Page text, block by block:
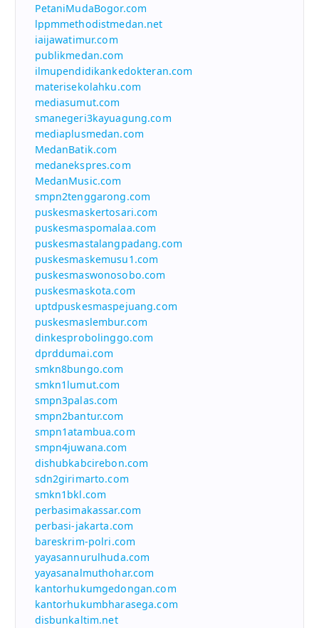
PetaniMudaBogor.com
lppmmethodistmedan.net
iaijawatimur.com
publikmedan.com
ilmupendidikankedokteran.com
materisekolahku.com
mediasumut.com
smanegeri3kayuagung.com
mediaplusmedan.com
MedanBatik.com
medanekspres.com
MedanMusic.com
smpn2tenggarong.com
puskesmaskertosari.com
puskesmaspomalaa.com
puskesmastalangpadang.com
puskesmaskemusu1.com
puskesmaswonosobo.com
puskesmaskota.com
uptdpuskesmaspejuang.com
puskesmaslembur.com
dinkesprobolinggo.com
dprddumai.com
smkn8bungo.com
smkn1lumut.com
smpn3palas.com
smpn2bantur.com
smpn1atambua.com
smpn4juwana.com
dishubkabcirebon.com
sdn2girimarto.com
smkn1bkl.com
perbasimakassar.com
perbasi-jakarta.com
bareskrim-polri.com
yayasannurulhuda.com
yayasanalmuthohar.com
kantorhukumgedongan.com
kantorhukumbharasega.com
disbunkaltim.net